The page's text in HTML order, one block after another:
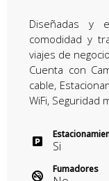
Diseñadas y
comodidad y
viajes de
Cuenta con
cable,
WiFi, Seguridad
Si
Fumadores